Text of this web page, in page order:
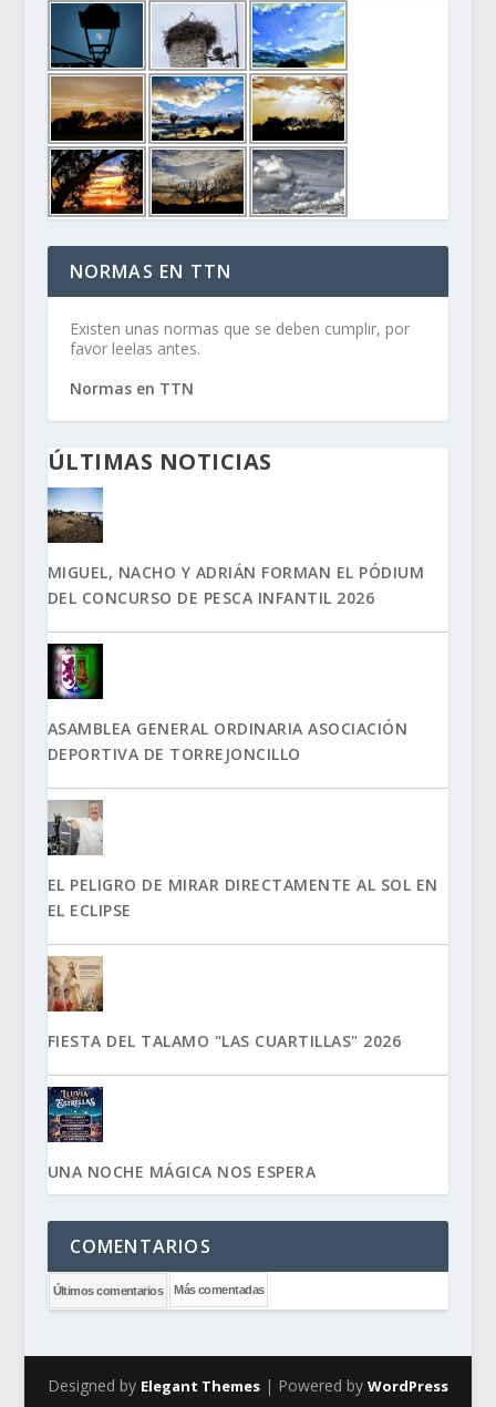
NORMAS EN TTN
Existen unas normas que se deben cumplir, por
favor leelas antes.
Normas en TTN
ÚLTIMAS NOTICIAS
MIGUEL, NACHO Y ADRIÁN FORMAN EL PÓDIUM
DEL CONCURSO DE PESCA INFANTIL 2026
ASAMBLEA GENERAL ORDINARIA ASOCIACIÓN
DEPORTIVA DE TORREJONCILLO
EL PELIGRO DE MIRAR DIRECTAMENTE AL SOL EN
EL ECLIPSE
FIESTA DEL TALAMO "LAS CUARTILLAS" 2026
UNA NOCHE MÁGICA NOS ESPERA
COMENTARIOS
Últimos comentarios Más comentadas
Designed by Elegant Themes| Powered by WordPress